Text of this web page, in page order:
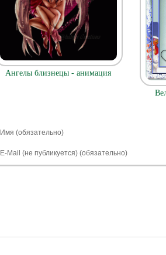
Ангелы близнецы - анимация
Имя (обязательно)
E-Mail (не публикуется) (обязательно)